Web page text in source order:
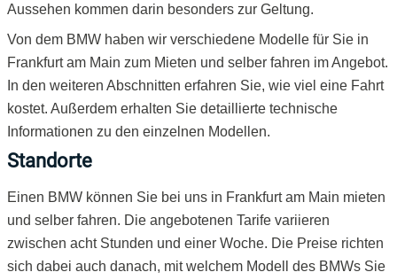
Aussehen kommen darin besonders zur Geltung.
Von dem BMW haben wir verschiedene Modelle für Sie in
Frankfurt am Main zum Mieten und selber fahren im Angebot.
In den weiteren Abschnitten erfahren Sie, wie viel eine Fahrt
kostet. Außerdem erhalten Sie detaillierte technische
Informationen zu den einzelnen Modellen.
Standorte
Einen BMW können Sie bei uns in Frankfurt am Main mieten
und selber fahren. Die angebotenen Tarife variieren
zwischen acht Stunden und einer Woche. Die Preise richten
sich dabei auch danach, mit welchem Modell des BMWs Sie